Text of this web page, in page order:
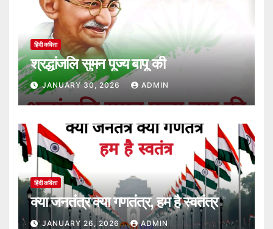
हिंदी कविता
श्रद्धांजलि सुमन पूज्य बापू की
JANUARY 30, 2026 ADMIN
हिंदी कविता
क्या जनतंत्र क्या गणतंत्र, हम है स्वतंत्र
JANUARY 26, 2026 ADMIN